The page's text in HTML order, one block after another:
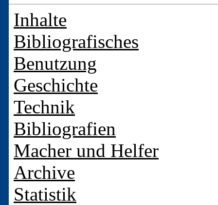
Inhalte
Bibliografisches
Benutzung
Geschichte
Technik
Bibliografien
Macher und Helfer
Archive
Statistik